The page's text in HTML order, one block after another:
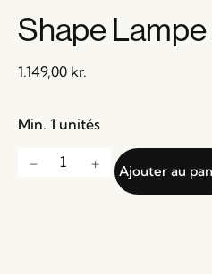
Shape
1.149,00 kr.
Min. 1 unités
Ajouter au